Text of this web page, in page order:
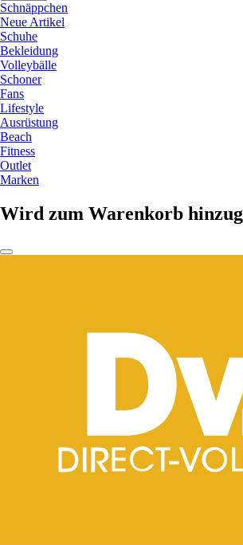
Schnäppchen
Neue Artikel
Schuhe
Bekleidung
Volleybälle
Schoner
Fans
Lifestyle
Ausrüstung
Beach
Fitness
Outlet
Marken
Wird zum Warenkorb